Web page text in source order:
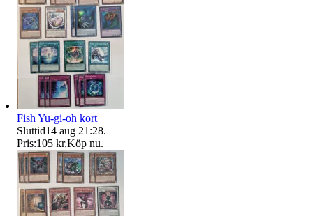
Fish Yu-gi-oh kort
Sluttid14 aug 21:28.
Pris:105 kr,Köp nu.